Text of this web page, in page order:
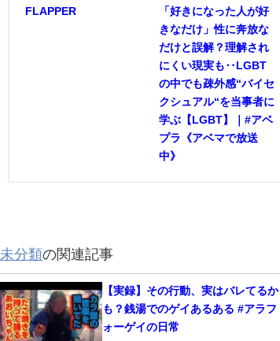
FLAPPER
「好きになった人が好
きなだけ」性に奔放な
だけと誤解？理解され
にくい現実も‥LGBT
の中でも疎外感“バイセ
クシュアル“を当事者に
学ぶ【LGBT】｜#アベ
プラ《アベマで放送
中》
未分類の関連記事
【実録】その行動、実はバレてるか
も？銭湯でのゲイあるある #アラフ
ォーゲイの日常